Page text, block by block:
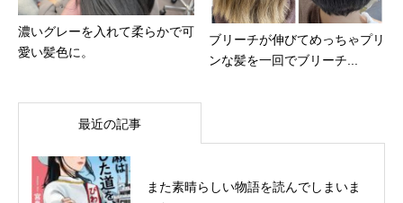
濃いグレーを入れて柔らかで可
愛い髪色に。
ブリーチが伸びてめっちゃプリ
ンな髪を一回でブリーチ...
最近の記事
また素晴らしい物語を読んでしまいま